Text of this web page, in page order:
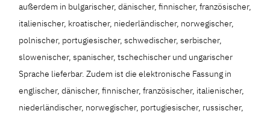
außerdem in bulgarischer, dänischer, finnischer, französischer,
italienischer, kroatischer, niederländischer, norwegischer,
polnischer, portugiesischer, schwedischer, serbischer,
slowenischer, spanischer, tschechischer und ungarischer
Sprache lieferbar. Zudem ist die elektronische Fassung in
englischer, dänischer, finnischer, französischer, italienischer,
niederländischer, norwegischer, portugiesischer, russischer,